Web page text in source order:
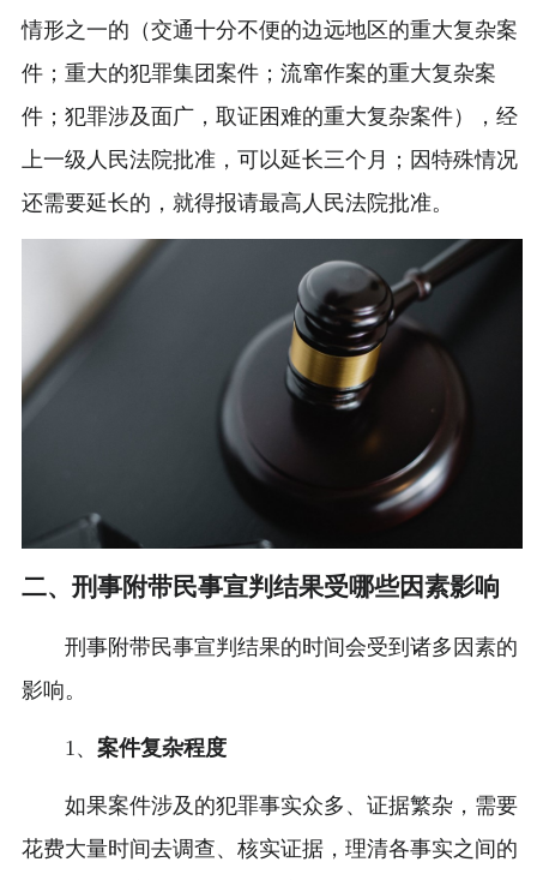
情形之一的（交通十分不便的边远地区的重大复杂案
件；重大的犯罪集团案件；流窜作案的重大复杂案
件；犯罪涉及面广，取证困难的重大复杂案件），经
上一级人民法院批准，可以延长三个月；因特殊情况
还需要延长的，就得报请最高人民法院批准。
二、刑事附带民事宣判结果受哪些因素影响
刑事附带民事宣判结果的时间会受到诸多因素的
影响。
1、 案件复杂程度
如果案件涉及的犯罪事实众多、证据繁杂，需要
花费大量时间去调查、核实证据，理清各事实之间的